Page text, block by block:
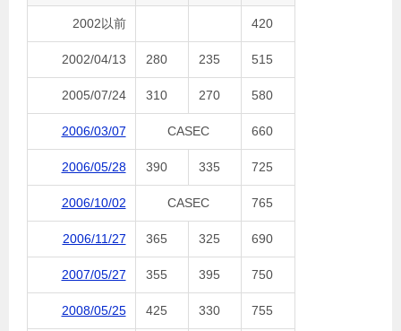
2002以前 420
2002/04/13 280 235 515
2005/07/24 310 270 580
2006/03/07 CASEC 660
2006/05/28 390 335 725
2006/10/02 CASEC 765
2006/11/27 365 325 690
2007/05/27 355 395 750
2008/05/25 425 330 755